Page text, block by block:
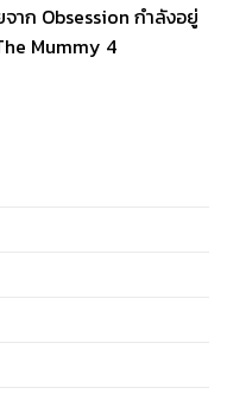
าก Obsession กำลังอยู่
Mummy 4